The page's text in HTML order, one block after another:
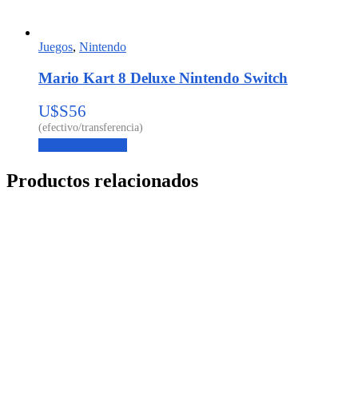
Juegos, Nintendo
Mario Kart 8 Deluxe Nintendo Switch
U$S56
Productos relacionados